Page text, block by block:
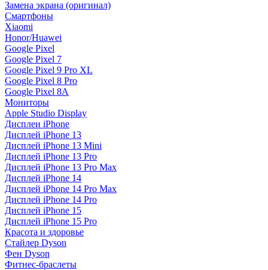
Замена экрана (оригинал)
Смартфоны
Xiaomi
Honor/Huawei
Google Pixel
Google Pixel 7
Google Pixel 9 Pro XL
Google Pixel 8 Pro
Google Pixel 8A
Мониторы
Apple Studio Display
Дисплеи iPhone
Дисплей iPhone 13
Дисплей iPhone 13 Mini
Дисплей iPhone 13 Pro
Дисплей iPhone 13 Pro Max
Дисплей iPhone 14
Дисплей iPhone 14 Pro Max
Дисплей iPhone 14 Pro
Дисплей iPhone 15
Дисплей iPhone 15 Pro
Красота и здоровье
Стайлер Dyson
Фен Dyson
Фитнес-браслеты